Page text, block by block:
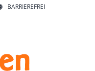
BARRIEREFREI